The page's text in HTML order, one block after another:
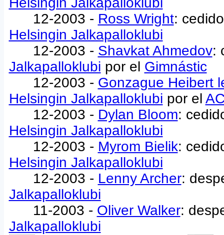
12-2003 - Ross Wright:
Helsingin Jalkapalloklubi
12-2003 - Shavkat Ahmedov:
Jalkapalloklubi por el Gimnástic
12-2003 - Gonzague Heibert
Helsingin Jalkapalloklubi por el
12-2003 - Dylan Bloom:
Helsingin Jalkapalloklubi
12-2003 - Myrom Bielik:
Helsingin Jalkapalloklubi
12-2003 - Lenny Archer:
Jalkapalloklubi
11-2003 - Oliver Walker:
Jalkapalloklubi